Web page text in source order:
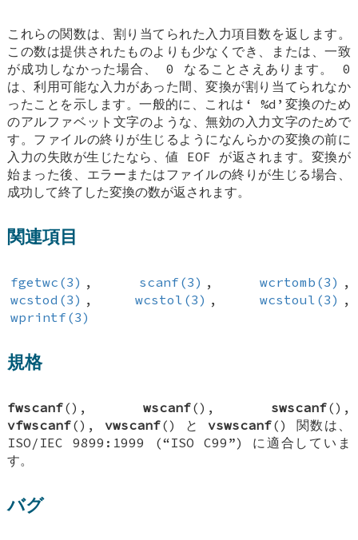
これらの関数は、割り当てられた入力項目数を返します。
この数は提供されたものよりも少なくでき、または、一致
が成功しなかった場合、 0 なることさえあります。 0
は、利用可能な入力があった間、変換が割り当てられなか
ったことを示します。一般的に、これは‘%d ’変換のため
のアルファベット文字のような、無効の入力文字のためで
す。ファイルの終りが生じるようになんらかの変換の前に
入力の失敗が生じたなら、値 EOF が返されます。変換が
始まった後、エラーまたはファイルの終りが生じる場合、
成功して終了した変換の数が返されます。
関連項目
fgetwc(3) , scanf(3) , wcrtomb(3) ,
wcstod(3) , wcstol(3) , wcstoul(3) ,
wprintf(3)
規格
fwscanf(), wscanf(), swscanf(),
vfwscanf(), vwscanf() とvswscanf() 関数は、
ISO/IEC 9899:1999 (“ISO C99”) に適合していま
す。
バグ